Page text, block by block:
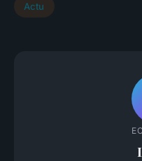
Actu